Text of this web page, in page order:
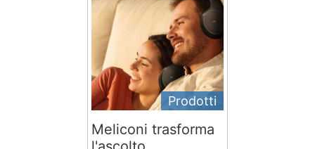
Prodotti
Meliconi trasforma